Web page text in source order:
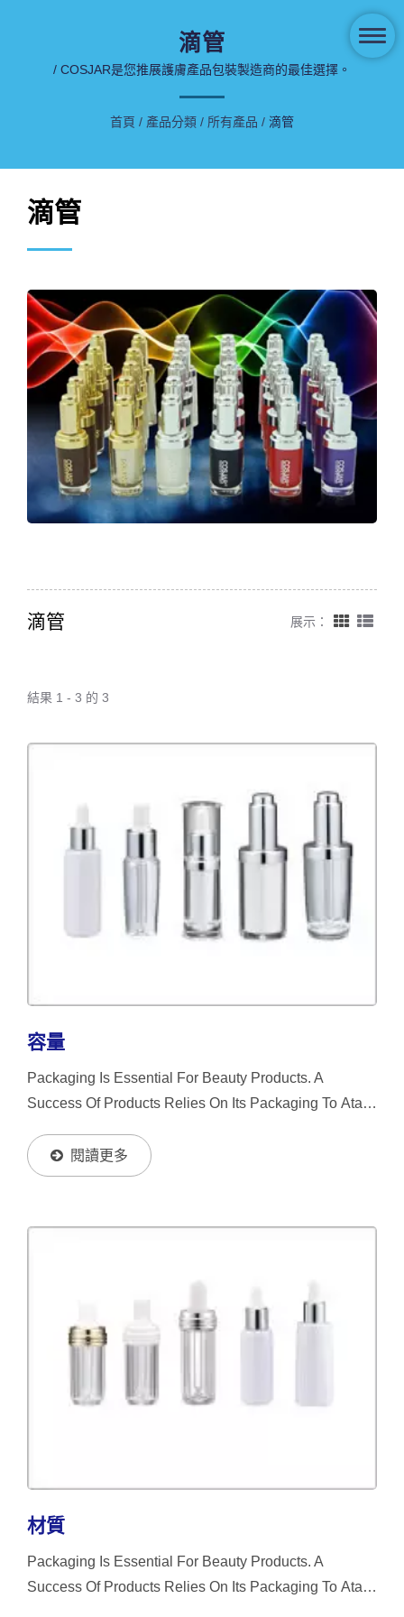
滴管
/ COSJAR是您推展護膚產品包裝製造商的最佳選擇。
首頁 / 產品分類 / 所有產品 / 滴管
滴管
滴管 展示：
結果 1 - 3 的 3
容量
Packaging Is Essential For Beauty Products. A
Success Of Products Relies On Its Packaging To Atact
Into An Exciting Packaging World. COSJAR Will Be
Your...
閱讀更多
材質
Packaging Is Essential For Beauty Products. A
Success Of Products Relies On Its Packaging To Atact